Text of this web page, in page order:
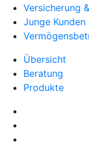
Versicherung
Junge Kunden
Übersicht
Beratung
Produkte